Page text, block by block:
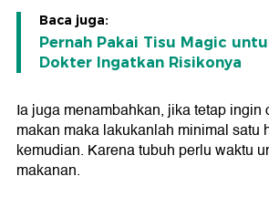
Baca juga:
Pernah Pakai Tisu Magic
Dokter Ingatkan Risikonya
Ia juga menambahkan, jika tetap ingin
makan maka lakukanlah minimal satu
kemudian. Karena tubuh perlu waktu
makanan.